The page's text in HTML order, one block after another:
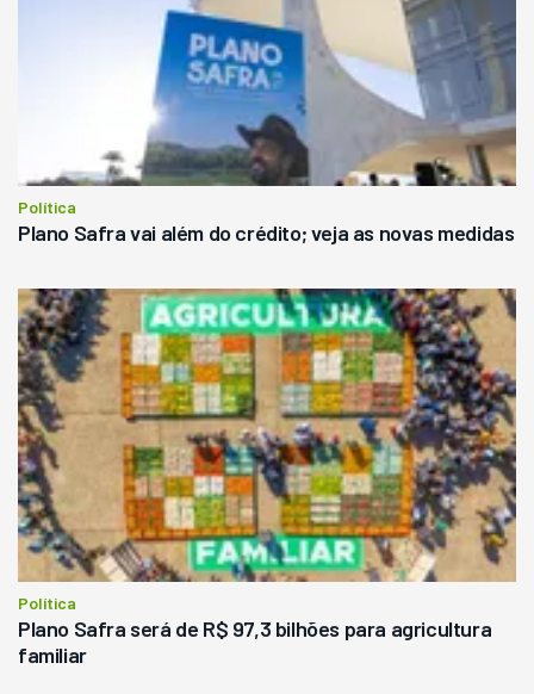
Política
Plano Safra vai além do crédito; veja as novas medidas
Política
Plano Safra será de R$ 97,3 bilhões para agricultura
familiar